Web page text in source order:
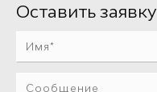
Оставить заявку